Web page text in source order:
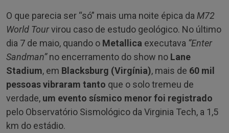
O que parecia ser “só” mais uma noite épica da M72
World Tourvirou caso de estudo geológico. No último
dia 7 de maio, quando o Metallica executava “Enter
Sandman”no encerramento do show no Lane
Stadium, em Blacksburg (Virgínia), mais de 60 mil
pessoas vibraram tanto que o solo tremeu de
verdade, um evento sísmico menor foi registrado
pelo Observatório Sismológico da Virginia Tech, a 1,5
km do estádio.